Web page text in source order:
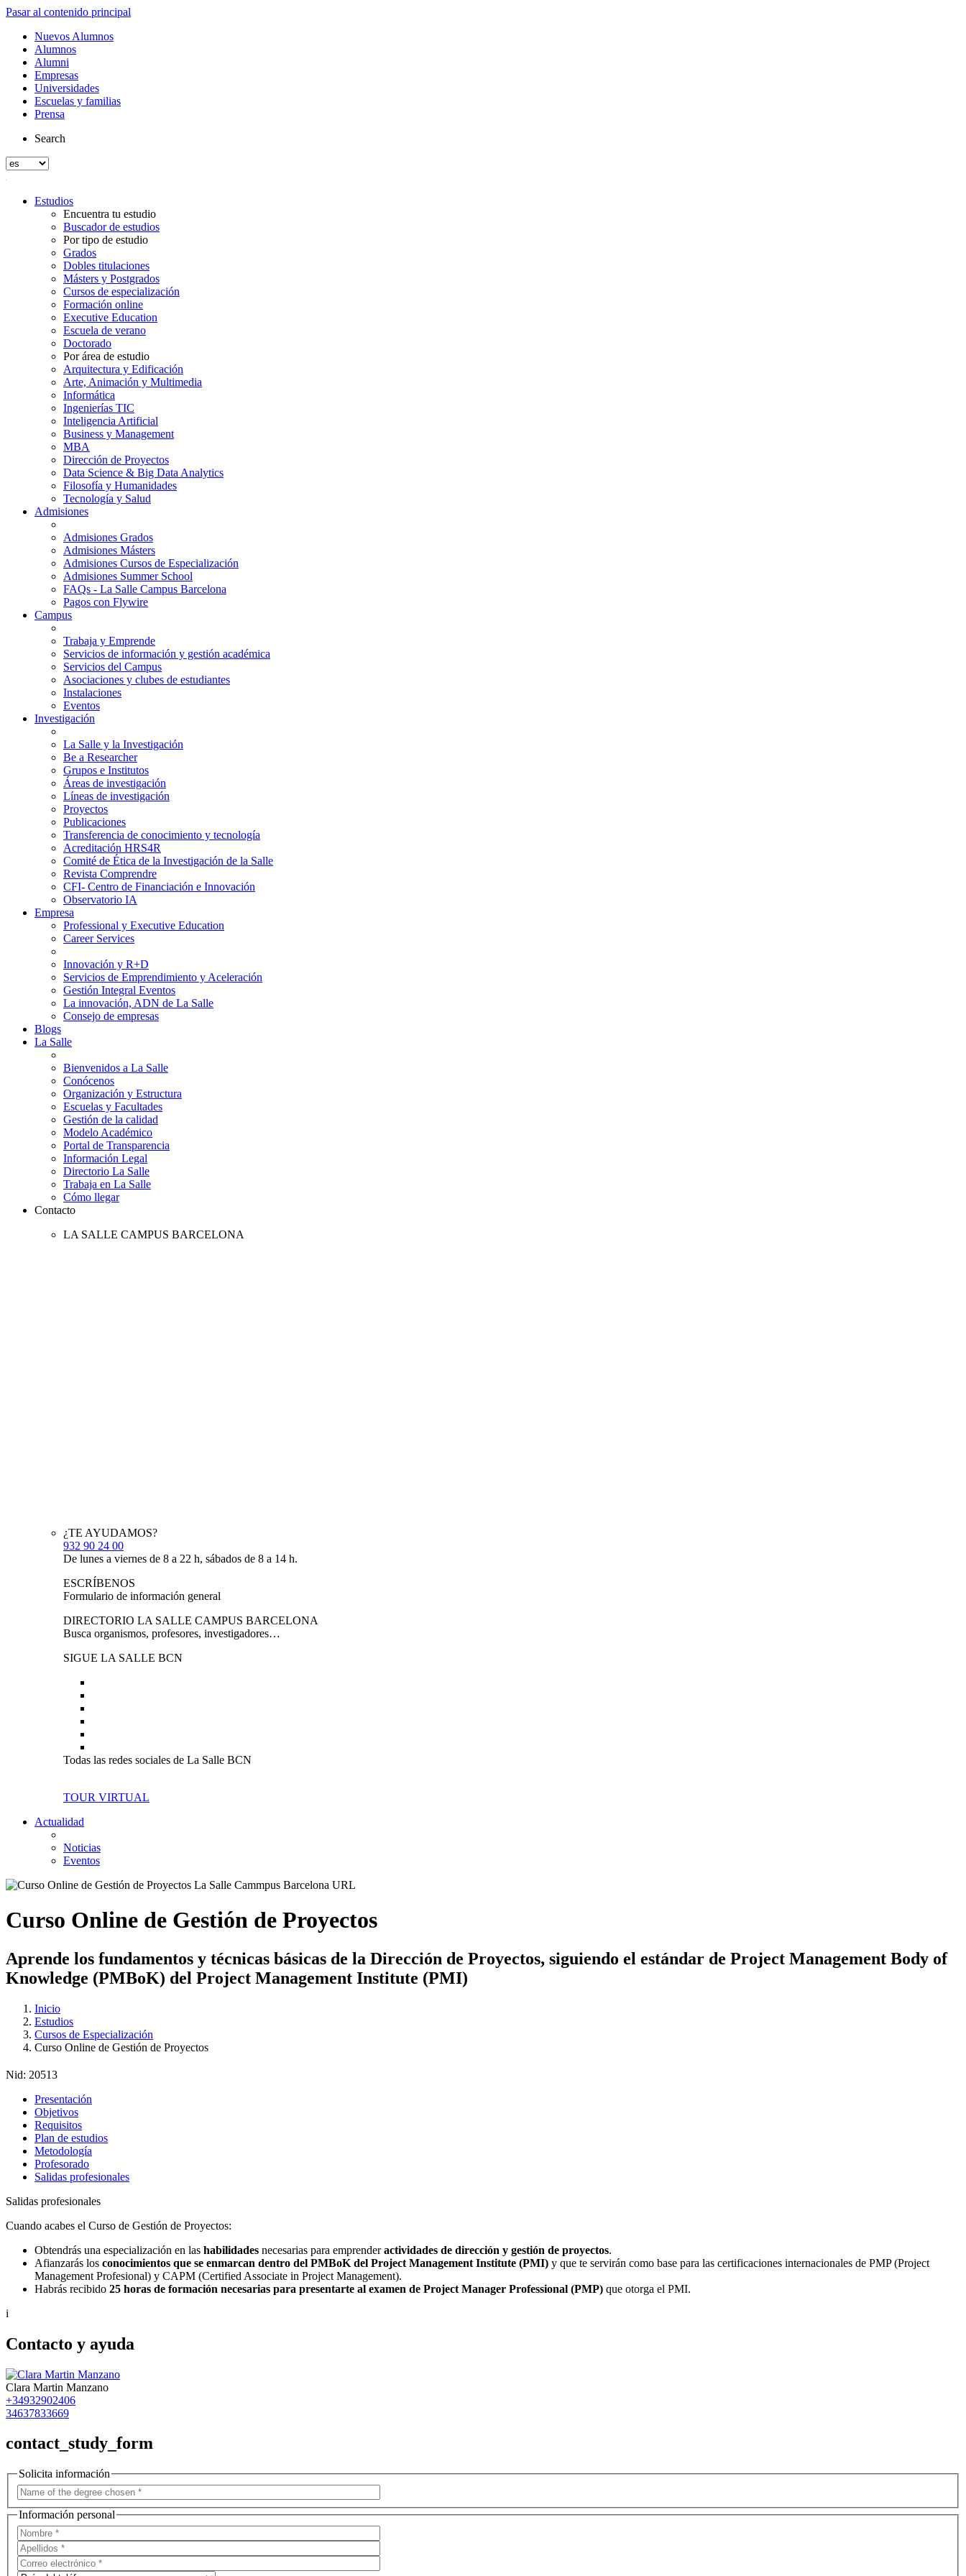
Pasar al contenido principal
Nuevos Alumnos
Alumnos
Alumni
Empresas
Universidades
Escuelas y familias
Prensa
Search
Estudios
Encuentra tu estudio
Buscador de estudios
Por tipo de estudio
Grados
Dobles titulaciones
Másters y Postgrados
Cursos de especialización
Formación online
Executive Education
Escuela de verano
Doctorado
Por área de estudio
Arquitectura y Edificación
Arte, Animación y Multimedia
Informática
Ingenierías TIC
Inteligencia Artificial
Business y Management
MBA
Dirección de Proyectos
Data Science & Big Data Analytics
Filosofía y Humanidades
Tecnología y Salud
Admisiones
Admisiones Grados
Admisiones Másters
Admisiones Cursos de Especialización
Admisiones Summer School
FAQs - La Salle Campus Barcelona
Pagos con Flywire
Campus
Trabaja y Emprende
Servicios de información y gestión académica
Servicios del Campus
Asociaciones y clubes de estudiantes
Instalaciones
Eventos
Investigación
La Salle y la Investigación
Be a Researcher
Grupos e Institutos
Áreas de investigación
Líneas de investigación
Proyectos
Publicaciones
Transferencia de conocimiento y tecnología
Acreditación HRS4R
Comité de Ética de la Investigación de la Salle
Revista Comprendre
CFI- Centro de Financiación e Innovación
Observatorio IA
Empresa
Professional y Executive Education
Career Services
Innovación y R+D
Servicios de Emprendimiento y Aceleración
Gestión Integral Eventos
La innovación, ADN de La Salle
Consejo de empresas
Blogs
La Salle
Bienvenidos a La Salle
Conócenos
Organización y Estructura
Escuelas y Facultades
Gestión de la calidad
Modelo Académico
Portal de Transparencia
Información Legal
Directorio La Salle
Trabaja en La Salle
Cómo llegar
Contacto
LA SALLE CAMPUS BARCELONA
¿TE AYUDAMOS?
932 90 24 00
De lunes a viernes de 8 a 22 h, sábados de 8 a 14 h.
ESCRÍBENOS
Formulario de información general
DIRECTORIO LA SALLE CAMPUS BARCELONA
Busca organismos, profesores, investigadores…
SIGUE LA SALLE BCN
Todas las redes sociales de La Salle BCN
TOUR VIRTUAL
Actualidad
Noticias
Eventos
Curso Online de Gestión de Proyectos
Aprende los fundamentos y técnicas básicas de la Dirección de Proyectos, siguiendo el estándar de Project Management Body of
Knowledge (PMBoK) del Project Management Institute (PMI)
Inicio
Estudios
Cursos de Especialización
Curso Online de Gestión de Proyectos
Nid: 20513
Presentación
Objetivos
Requisitos
Plan de estudios
Metodología
Profesorado
Salidas profesionales
Salidas profesionales
Cuando acabes el Curso de Gestión de Proyectos:
Obtendrás una especialización en las habilidades necesarias para emprenderactividades de dirección y gestión de proyectos.
Afianzarás los conocimientos que se enmarcan dentro del PMBoK del Project Management Institute (PMI) y que te servirán como base para las certificaciones internacionales de PMP (Project
Management Profesional) y CAPM (Certified Associate in Project Management).
Habrás recibido 25 horas de formación necesarias para presentarte al examen de Project Manager Professional (PMP) que otorga el PMI.
i
Contacto y ayuda
Clara Martin Manzano
+34932902406
34637833669
contact_study_form
Solicita información
Información personal